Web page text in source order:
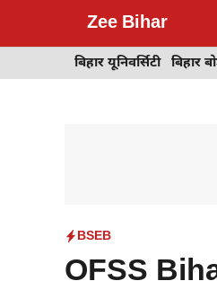
Zee Bihar
बिहार यूनिवर्सिटी बिहार
BSEB
OFSS